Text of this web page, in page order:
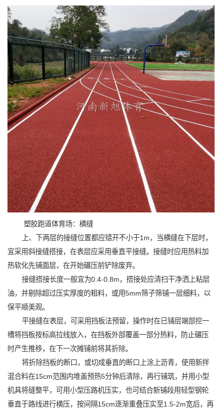
塑胶跑道体育场：横缝
上、下两层的接缝位置都应错开不小于1m，当横缝在下层时，
宜采用斜接缝搭接，在表层应采用垂直平接缝。接缝时应用热料加
热软化先铺面层，在开始碾压前铲除废弃。
接缝搭接长度一般宜为0.4-0.8m，搭接处应清扫干净洒上粘层
油，并剔除超过压实厚度的粗料，或用5mm筛子筛铺一层细料，以
保平顺美观。
平接缝在表层，可采用挡板法预留，操作时在已铺层端部挖一
槽将挡板按标高拉线放入，在挡板外部覆盖一部分热料，防止碾压
时产生推移，在下一次摊铺前将其折除。
将折除挡板的断口，或切成垂直的断口上涂上沥青，使用新拌
混合料在15cm范围内堆盖预热5分钟后清除，再行铺筑，并用小型
机具将缝整平，可用小型压路机压实，也可结合新铺段用轻型钢轮
垂直于路线进行横压，按间隔15cm逐渐重叠压实至1.5-2m宽后，再